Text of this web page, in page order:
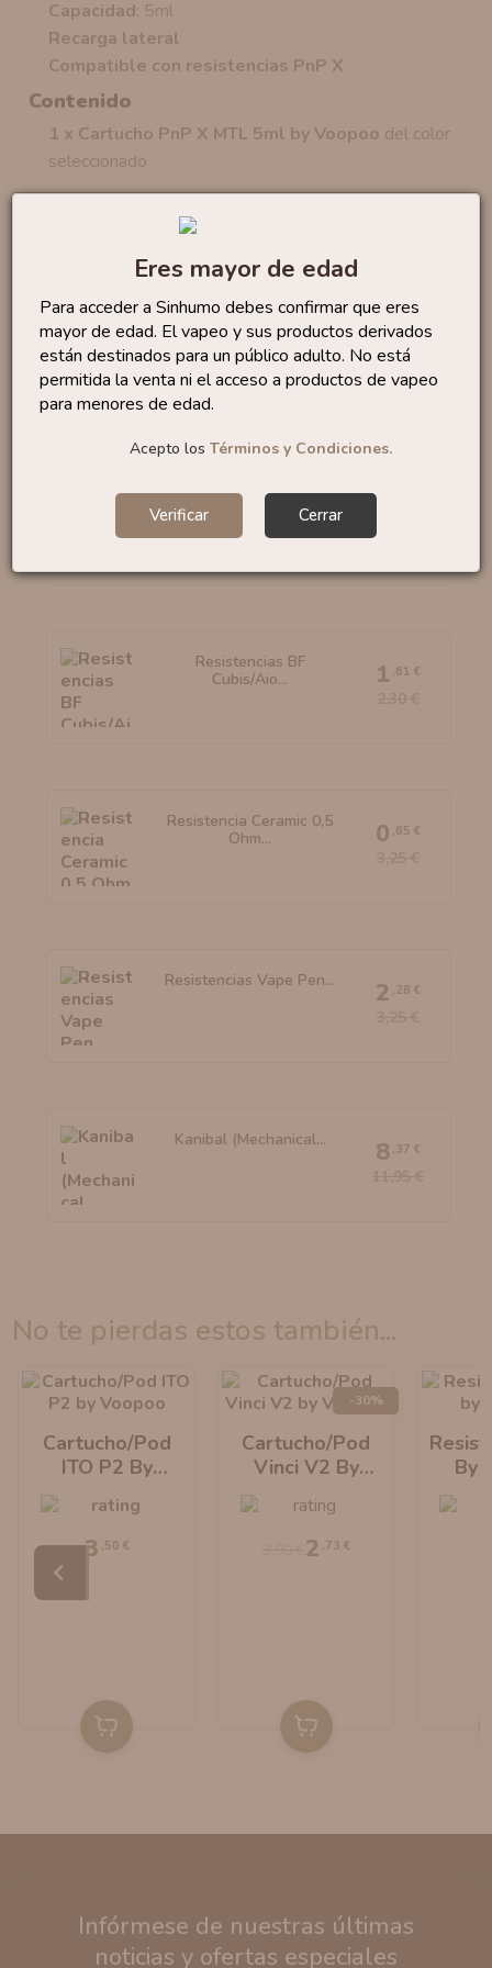
Eres mayor de edad
Para acceder a Sinhumo debes confirmar que eres
mayor de edad. El vapeo y sus productos derivados
están destinados para un público adulto. No está
permitida la venta ni el acceso a productos de vapeo
para menores de edad.
Acepto los Términos y Condiciones.
Verificar Cerrar
Capacidad: 5ml
Recarga lateral
Compatible con resistencias PnP X
Contenido
1 x Cartucho PnP X MTL 5ml by Voopoo del color
seleccionado
(Precio mostrado por unidad)
No te quedes sin...
Cartucho/Pod Geekvape
S...
3,90 €
Resistencias UB MAX V2
3
Resistencias BF
Cubis/Aio...
1 ,61 €
Resistencia Ceramic 0,5
Ohm...
0 ,65 €
Resistencias Vape Pen...
2 ,28 €
Kanibal (Mechanical...
8 ,37 €
no te pierdas estos también...
Cartucho/Pod
ITO P2 By
3 ,50 €
Cartucho/Pod
Vinci V2 By
2 ,73 €
-30%
By
Infórmese de nuestras últimas
noticias y ofertas especiales